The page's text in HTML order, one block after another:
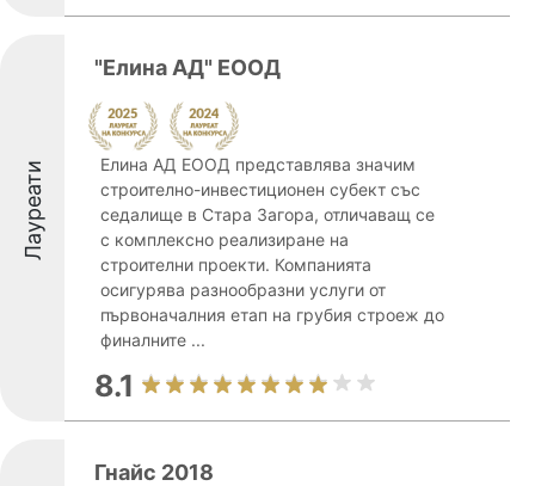
Лауреати
"Елина АД" ЕООД
Елина АД ЕООД представлява значим
строително-инвестиционен субект със
седалище в Стара Загора, отличаващ се
с комплексно реализиране на
строителни проекти. Компанията
осигурява разнообразни услуги от
първоначалния етап на грубия строеж до
финалните ...
8.1
Гнайс 2018